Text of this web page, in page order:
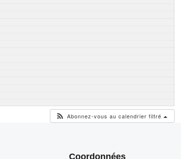
Abonnez-vous au calendrier filtré
Coordonnées